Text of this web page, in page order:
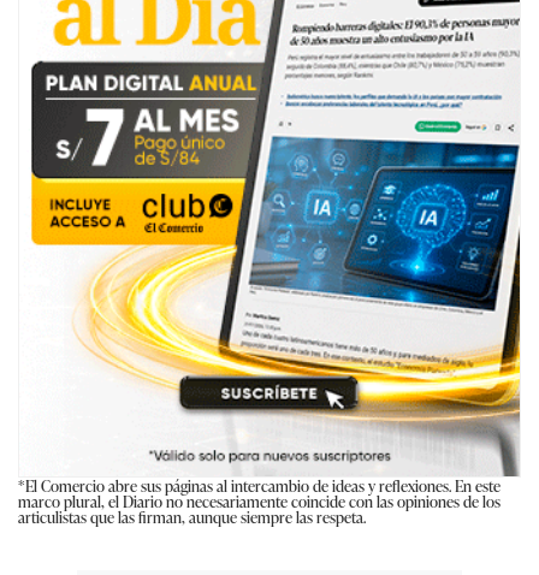
*El Comercio abre sus páginas al intercambio de ideas y reflexiones. En este
marco plural, el Diario no necesariamente coincide con las opiniones de los
articulistas que las firman, aunque siempre las respeta.